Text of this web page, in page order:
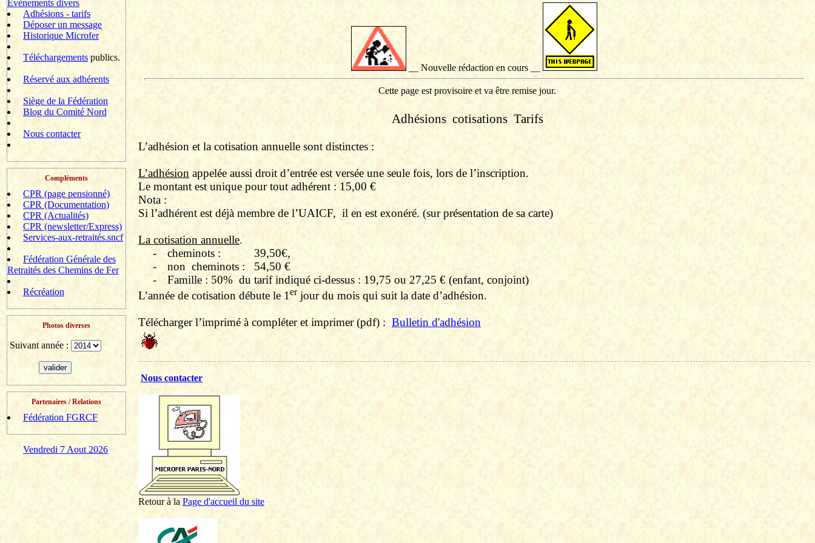
Evènements divers
Adhésions - tarifs
Déposer un message
Historique Microfer
Téléchargements publics.
Réservé aux adhérents
Siège de la Fédération
Blog du Comité Nord
Nous contacter
Compléments
CPR (page pensionné)
CPR (Documentation)
CPR (Actualités)
CPR (newsletter/Express)
Services-aux-retraités.sncf
Fédération Générale des
Retraités des Chemins de Fer
Récréation
Photos diverses
Suivant année :
Partenaires / Relations
Fédération FGRCF
Vendredi 7 Aout 2026
__ Nouvelle rédaction en cours __
Cette page est provisoire et va être remise jour.
Adhésions cotisations Tarifs
L’adhésion et la cotisation annuelle sont distinctes :
L’adhésion appelée aussi droit d’entrée est versée une seule fois, lors de l’inscription.
Le montant est unique pour tout adhérent : 15,00 €
Nota :
Si l’adhérent est déjà membre de l’UAICF, il en est exonéré. (surprésentation de sa carte)
La cotisation annuelle.
-
cheminots :
39,50€,
-
non cheminots :
54,50 €
-
Famille : 50% du tarif indiqué ci-dessus : 19,75 ou 27,25 € (enfant, conjoint)
L’année de cotisation débute le 1 erjour du mois qui suit la date d’adhésion.
Télécharger l’imprimé à compléter et imprimer (pdf) : Bulletin d'adhésion
Nous contacter
Retour à la Page d'accueil du site